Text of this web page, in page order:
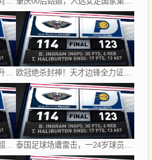
青岛德比再现经典，西海岸直升第二，亚冠梦想近在咫尺 欧冠绝杀封神！天才边锋全力证明自己，巴萨依旧狠心送他离队！